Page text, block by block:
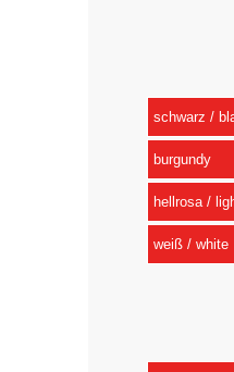
schwarz /
burgundy
hellrosa /
weiß / white